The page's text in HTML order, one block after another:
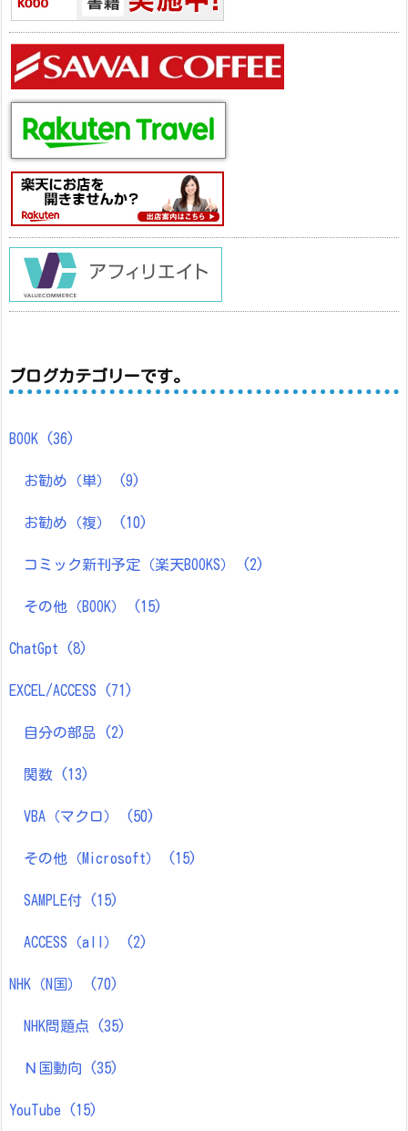
ブログカテゴリーです。
BOOK (36)
お勧め（単） (9)
お勧め（複） (10)
コミック新刊予定（楽天BOOKS） (2)
その他（BOOK） (15)
ChatGpt (8)
EXCEL/ACCESS (71)
自分の部品 (2)
関数 (13)
VBA（マクロ） (50)
その他（Microsoft） (15)
SAMPLE付 (15)
ACCESS（all） (2)
NHK（N国） (70)
NHK問題点 (35)
Ｎ国動向 (35)
YouTube (15)